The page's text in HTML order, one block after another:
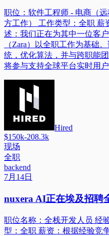
职位：软件工程师 - 电商（
方工作） 工作类型：全职 薪
述：我们正在为其中一位客
（Zara）以全职工作为基础
统，优化算法，并与跨职能
将参与支持全球平台实时用
Hired
$150k-208.3k
现场
全职
backend
7月14日
nuxera AI正在埃及招聘
职位名称：全栈开发人员 经
型：全职 薪资：根据经验竞